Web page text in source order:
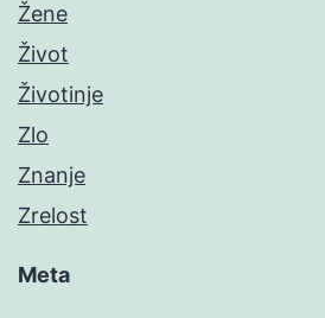
Žene
Život
Životinje
Zlo
Znanje
Zrelost
Meta